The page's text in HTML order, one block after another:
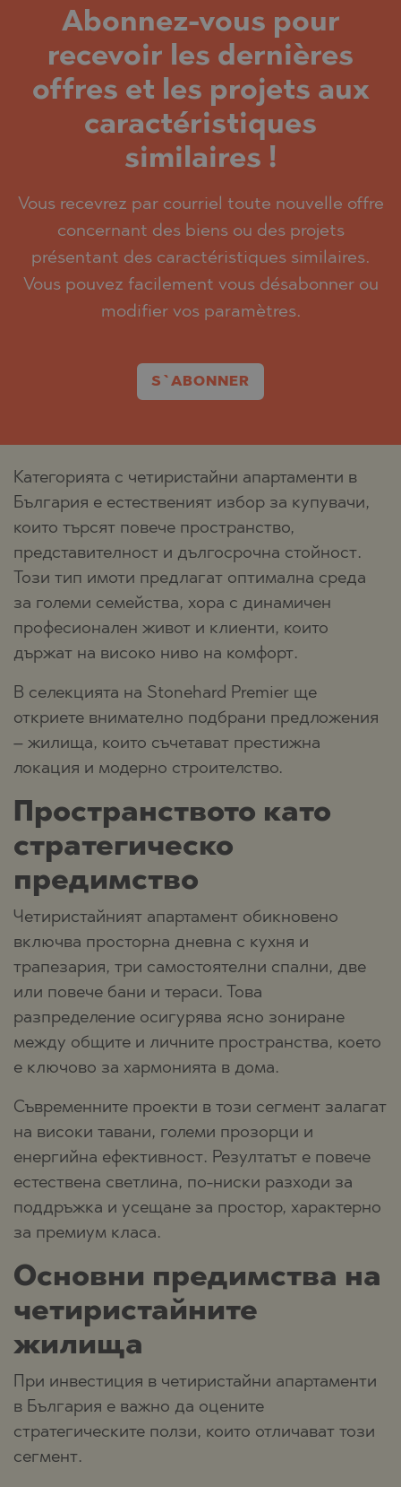
Abonnez-vous pour
recevoir les dernières
offres et les projets aux
caractéristiques
similaires !
Vous recevrez par courriel toute nouvelle offre
concernant des biens ou des projets
présentant des caractéristiques similaires.
Vous pouvez facilement vous désabonner ou
modifier vos paramètres.
S`ABONNER
Категорията с четиристайни апартаменти в
България е естественият избор за купувачи,
които търсят повече пространство,
представителност и дългосрочна стойност.
Този тип имоти предлагат оптимална среда
за големи семейства, хора с динамичен
професионален живот и клиенти, които
държат на високо ниво на комфорт.
В селекцията на Stonehard Premier ще
откриете внимателно подбрани предложения
– жилища, които съчетават престижна
локация и модерно строителство.
Пространството като
стратегическо
предимство
Четиристайният апартамент обикновено
включва просторна дневна с кухня и
трапезария, три самостоятелни спални, две
или повече бани и тераси. Това
разпределение осигурява ясно зониране
между общите и личните пространства, което
е ключово за хармонията в дома.
Съвременните проекти в този сегмент залагат
на високи тавани, големи прозорци и
енергийна ефективност. Резултатът е повече
естествена светлина, по-ниски разходи за
поддръжка и усещане за простор, характерно
за премиум класа.
Основни предимства на
четиристайните
жилища
При инвестиция в четиристайни апартаменти
в България е важно да оцените
стратегическите ползи, които отличават този
сегмент.